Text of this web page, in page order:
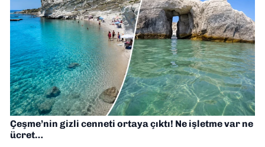
Çeşme’nin gizli cenneti ortaya çıktı! Ne işletme var ne
ücret…